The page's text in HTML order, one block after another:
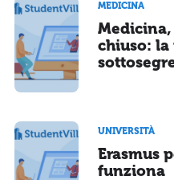
MEDICINA
chiuso: la
UNIVERSITÀ
Erasmus
funziona